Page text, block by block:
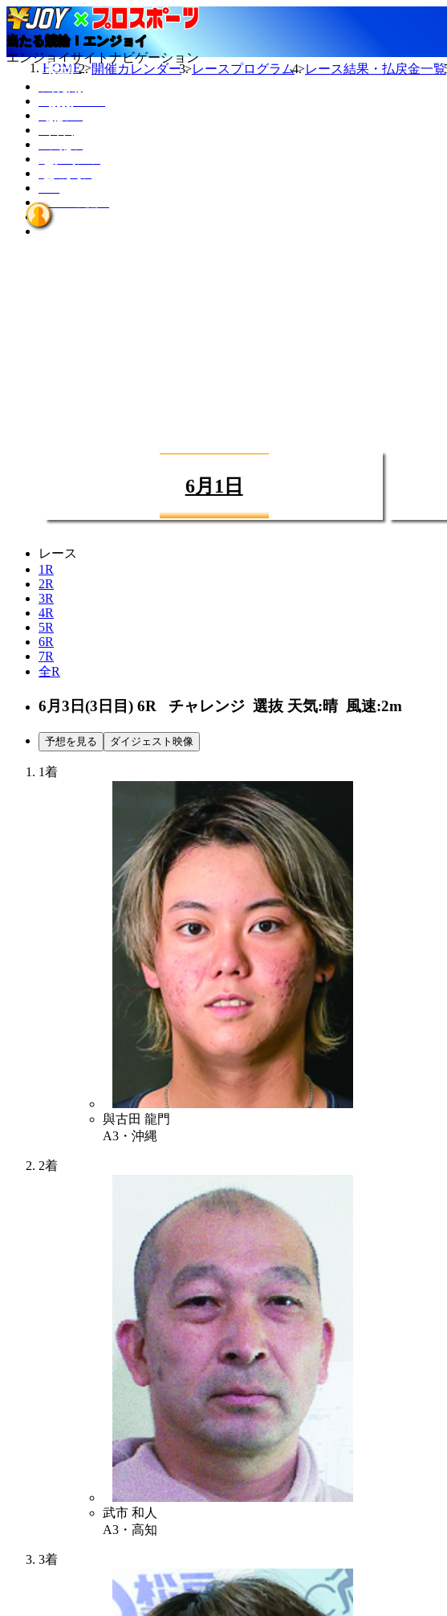
当たる競輪！エンジョイ
エンジョイサイトナビゲーション
エンジョイとは？
HOME 開催カレンダー レースプログラム レース結果・払戻金一覧
6月1日
レース
1R
2R
3R
4R
5R
6R
7R
全R
6月3日(3日目) 6R チャレンジ 選抜 天気:晴 風速:2m
予想を見る ダイジェスト映像
1着
與古田 龍門
A3・沖縄
2着
武市 和人
A3・高知
3着